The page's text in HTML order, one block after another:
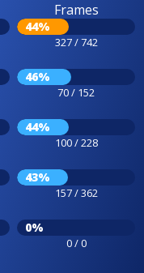
Frames
44%
327 / 742
46%
70 / 152
44%
100 / 228
43%
157 / 362
0%
0 / 0